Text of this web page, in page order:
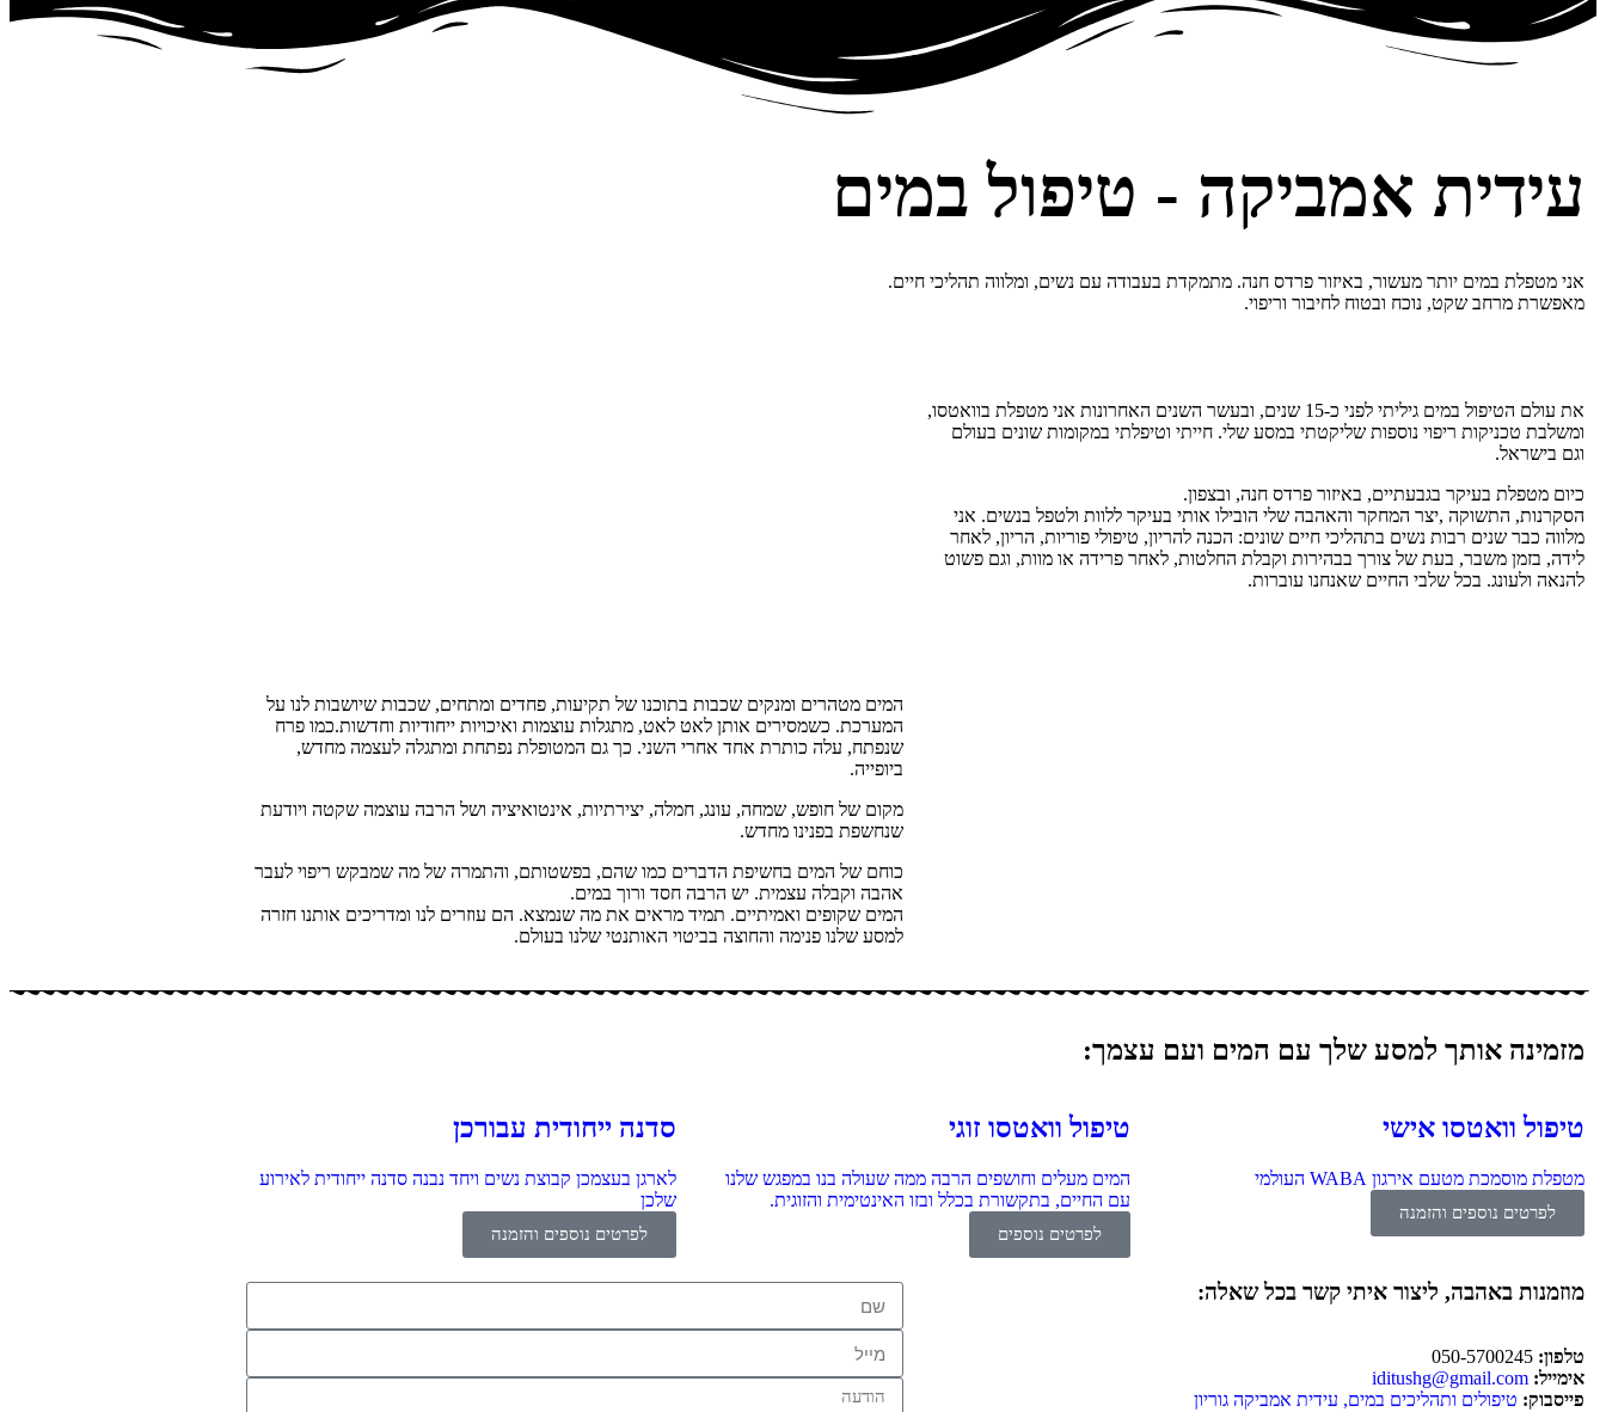
עידית אמביקה - טיפול במים
אני מטפלת במים יותר מעשור, באיזור פרדס חנה. מתמקדת בעבודה עם נשים, ומלווה תהליכי חיים.
מאפשרת מרחב שקט, נוכח ובטוח לחיבור וריפוי.
את עולם הטיפול במים גיליתי לפני כ-15 שנים, ובעשר השנים האחרונות אני מטפלת בוואטסו,
ומשלבת טכניקות ריפוי נוספות שליקטתי במסע שלי. חייתי וטיפלתי במקומות שונים בעולם
וגם בישראל.
כיום מטפלת בעיקר בגבעתיים, באיזור פרדס חנה, ובצפון.
הסקרנות, התשוקה ,יצר המחקר והאהבה שלי הובילו אותי בעיקר ללוות ולטפל בנשים. אני
מלווה כבר שנים רבות נשים בתהליכי חיים שונים: הכנה להריון, טיפולי פוריות, הריון, לאחר
לידה, בזמן משבר, בעת של צורך בבהירות וקבלת החלטות, לאחר פרידה או מוות, וגם פשוט
להנאה ולעונג. בכל שלבי החיים שאנחנו עוברות.
המים מטהרים ומנקים שכבות בתוכנו של תקיעות, פחדים ומתחים, שכבות שיושבות לנו על
המערכת. כשמסירים אותן לאט לאט, מתגלות עוצמות ואיכויות ייחודיות וחדשות.כמו פרח
שנפתח, עלה כותרת אחד אחרי השני. כך גם המטופלת נפתחת ומתגלה לעצמה מחדש,
ביופייה.
מקום של חופש, שמחה, עונג, חמלה, יצירתיות, אינטואיציה ושל הרבה עוצמה שקטה ויודעת
שנחשפת בפנינו מחדש.
כוחם של המים בחשיפת הדברים כמו שהם, בפשטותם, והתמרה של מה שמבקש ריפוי לעבר
אהבה וקבלה עצמית. יש הרבה חסד ורוך במים.
המים שקופים ואמיתיים. תמיד מראים את מה שנמצא. הם עוזרים לנו ומדריכים אותנו חזרה
למסע שלנו פנימה והחוצה בביטוי האותנטי שלנו בעולם.
מזמינה אותך למסע שלך עם המים ועם עצמך:
טיפול וואטסו אישי
מטפלת מוסמכת מטעם אירגון WABA העולמי
לפרטים נוספים והזמנה
טיפול וואטסו זוגי
המים מעלים וחושפים הרבה ממה שעולה בנו במפגש שלנו
עם החיים, בתקשורת בכלל ובזו האינטימית והזוגית.
לפרטים נוספים
סדנה ייחודית עבורכן
לארגן בעצמכן קבוצת נשים ויחד נבנה סדנה ייחודית לאירוע
שלכן
לפרטים נוספים והזמנה
מוזמנות באהבה, ליצור איתי קשר בכל שאלה:
טלפון:
אימייל: iditushg@gmail.com
פייסבוק: טיפולים ותהליכים במים, עידית אמביקה גוריון